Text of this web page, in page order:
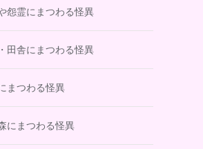
怨霊にまつわる怪異
田舎にまつわる怪異
まつわる怪異
にまつわる怪異